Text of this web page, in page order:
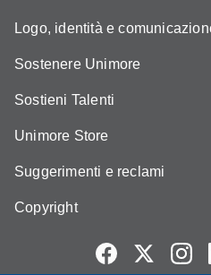
Logo, identità e
Sostenere Unimore
Sostieni Talenti
Unimore Store
Suggerimenti e reclami
Copyright